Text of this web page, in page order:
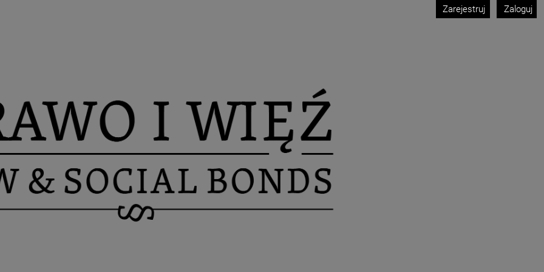
Zarejestruj Zaloguj